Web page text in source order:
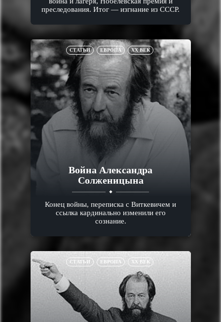
преследования. Итог — изгнание из СССР.
СТАТЬИ ЕВРОПА XX ВЕК
Война Александра
Солженицына
Конец войны, переписка с Виткевичем и
ссылка кардинально изменили его
сознание.
СТАТЬИ ЕВРОПА XX ВЕК